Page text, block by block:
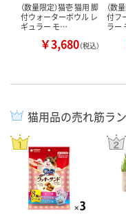
（数量限定）猫壱 猫用 脚
付ウォーターボウル レ
ギュラー モ…
￥3,680（税込）
（数
付フ
ラー
猫用品の売れ筋ラ